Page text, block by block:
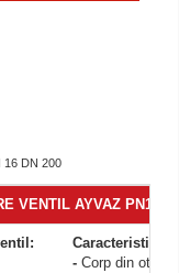
VENTIL AYVAZ PN16
Caracteristici
- Corp din otel